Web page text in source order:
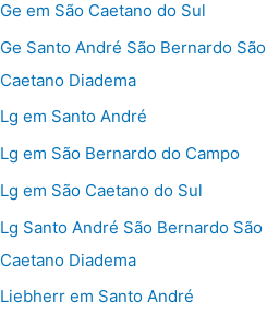
Ge em São Caetano do Sul
Ge Santo André São Bernardo São
Caetano Diadema
Lg em Santo André
Lg em São Bernardo do Campo
Lg em São Caetano do Sul
Lg Santo André São Bernardo São
Caetano Diadema
Liebherr em Santo André